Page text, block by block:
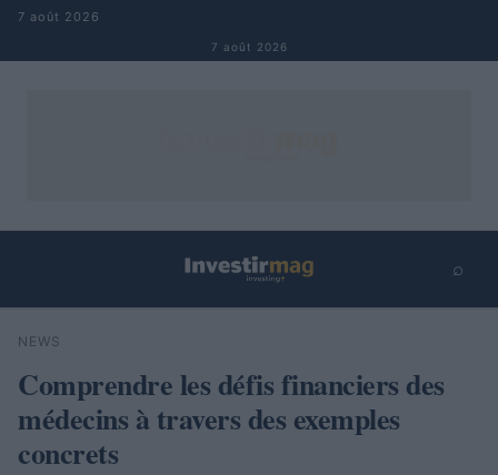
Aller au contenu
7 août 2026
7 août 2026
⌕
Rechercher
NEWS
Comprendre les défis financiers des
médecins à travers des exemples
concrets